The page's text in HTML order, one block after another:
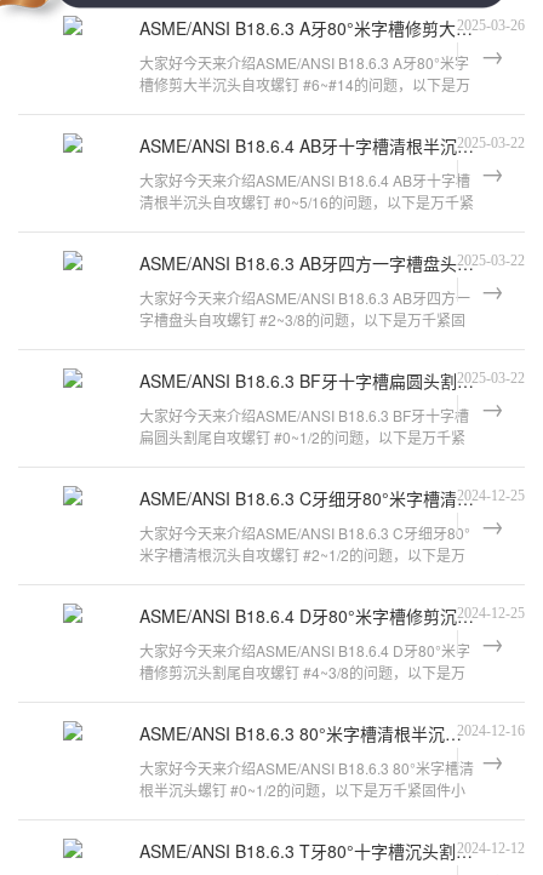
ASME/ANSI B18.6.3 A牙80°米字槽修剪大半沉头自攻螺钉 #6~#14
2025-03-26
大家好今天来介绍ASME/ANSI B18.6.3 A牙80°米字
槽修剪大半沉头自攻螺钉 #6~#14的问题，以下是万
ASME/ANSI B18.6.4 AB牙十字槽清根半沉头自攻螺钉 #0~5/16
2025-03-22
大家好今天来介绍ASME/ANSI B18.6.4 AB牙十字槽
清根半沉头自攻螺钉 #0~5/16的问题，以下是万千紧
ASME/ANSI B18.6.3 AB牙四方一字槽盘头自攻螺钉 #2~3/8
2025-03-22
大家好今天来介绍ASME/ANSI B18.6.3 AB牙四方一
字槽盘头自攻螺钉 #2~3/8的问题，以下是万千紧固
ASME/ANSI B18.6.3 BF牙十字槽扁圆头割尾自攻螺钉 #0~1/2
2025-03-22
大家好今天来介绍ASME/ANSI B18.6.3 BF牙十字槽
扁圆头割尾自攻螺钉 #0~1/2的问题，以下是万千紧
ASME/ANSI B18.6.3 C牙细牙80°米字槽清根沉头自攻螺钉 #2~1/2
2024-12-25
大家好今天来介绍ASME/ANSI B18.6.3 C牙细牙80°
米字槽清根沉头自攻螺钉 #2~1/2的问题，以下是万
ASME/ANSI B18.6.4 D牙80°米字槽修剪沉头割尾自攻螺钉 #4~3/8
2024-12-25
大家好今天来介绍ASME/ANSI B18.6.4 D牙80°米字
槽修剪沉头割尾自攻螺钉 #4~3/8的问题，以下是万
ASME/ANSI B18.6.3 80°米字槽清根半沉头螺钉 #0~1/22024-12-16
大家好今天来介绍ASME/ANSI B18.6.3 80°米字槽清
根半沉头螺钉 #0~1/2的问题，以下是万千紧固件小
ASME/ANSI B18.6.3 T牙80°十字槽沉头割尾自攻螺钉 #2~1/2
2024-12-12